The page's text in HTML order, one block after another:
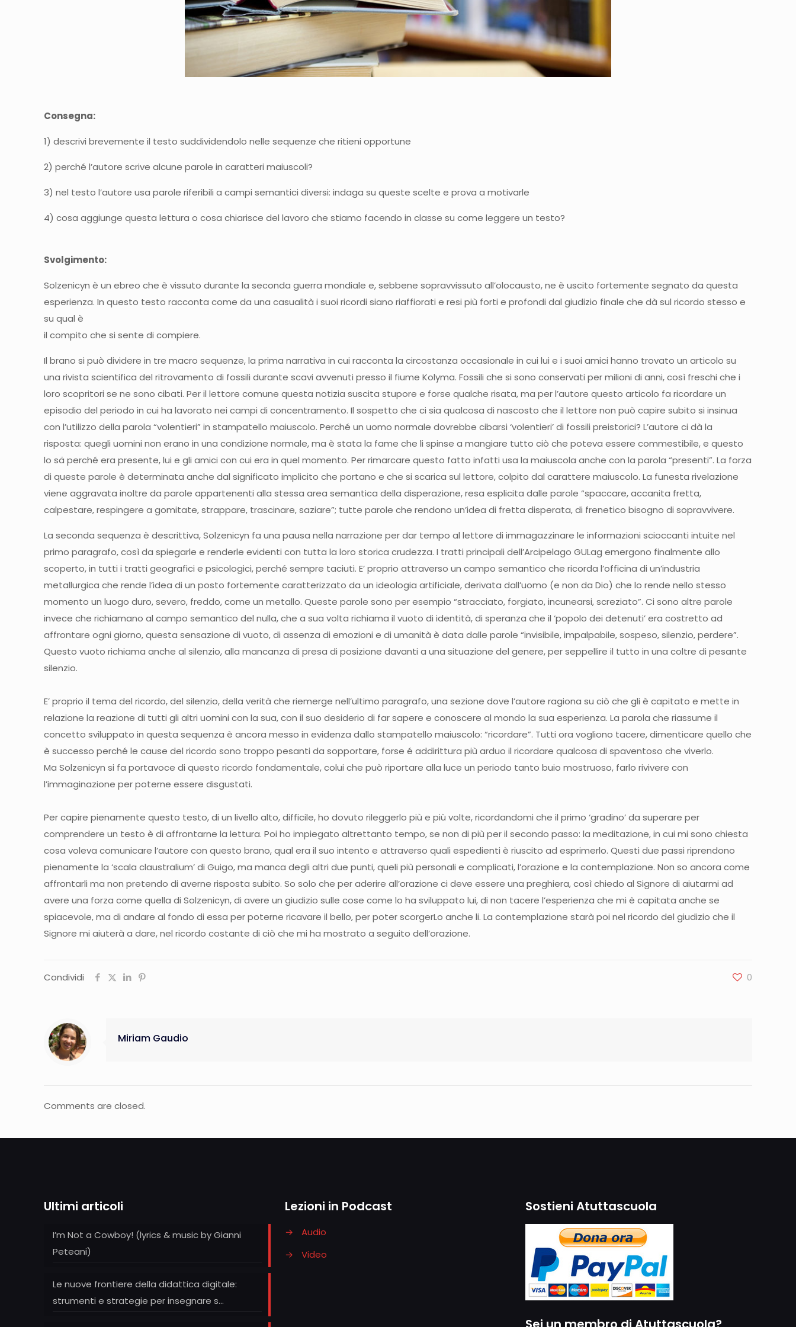
Consegna:
1) descrivi brevemente il testo suddividendolo nelle sequenze che ritieni opportune
2) perché l’autore scrive alcune parole in caratteri maiuscoli?
3) nel testo l’autore usa parole riferibili a campi semantici diversi: indaga su queste scelte e prova a motivarle
4) cosa aggiunge questa lettura o cosa chiarisce del lavoro che stiamo facendo in classe su come leggere un testo?
Svolgimento:
Solzenicyn è un ebreo che è vissuto durante la seconda guerra mondiale e, sebbene sopravvissuto all’olocausto, ne è uscito fortemente segnato da questa
esperienza. In questo testo racconta come da una casualità i suoi ricordi siano riaffiorati e resi più forti e profondi dal giudizio finale che dà sul ricordo stesso e
su qual è
il compito che si sente di compiere.
Il brano si può dividere in tre macro sequenze, la prima narrativa in cui racconta la circostanza occasionale in cui lui e i suoi amici hanno trovato un articolo su
una rivista scientifica del ritrovamento di fossili durante scavi avvenuti presso il fiume Kolyma. Fossili che si sono conservati per milioni di anni, così freschi che i
loro scopritori se ne sono cibati. Per il lettore comune questa notizia suscita stupore e forse qualche risata, ma per l’autore questo articolo fa ricordare un
episodio del periodo in cui ha lavorato nei campi di concentramento. Il sospetto che ci sia qualcosa di nascosto che il lettore non può capire subito si insinua
con l’utilizzo della parola “volentieri” in stampatello maiuscolo. Perché un uomo normale dovrebbe cibarsi ‘volentieri’ di fossili preistorici? L’autore ci dà la
risposta: quegli uomini non erano in una condizione normale, ma è stata la fame che li spinse a mangiare tutto ciò che poteva essere commestibile, e questo
lo sä perché era presente, lui e gli amici con cui era in quel momento. Per rimarcare questo fatto infatti usa la maiuscola anche con la parola “presenti”. La forza
di queste parole è determinata anche dal significato implicito che portano e che si scarica sul lettore, colpito dal carattere maiuscolo. La funesta rivelazione
viene aggravata inoltre da parole appartenenti alla stessa area semantica della disperazione, resa esplicita dalle parole “spaccare, accanita fretta,
calpestare, respingere a gomitate, strappare, trascinare, saziare”; tutte parole che rendono un’idea di fretta disperata, di frenetico bisogno di sopravvivere.
La seconda sequenza è descrittiva, Solzenicyn fa una pausa nella narrazione per dar tempo al lettore di immagazzinare le informazioni scioccanti intuite nel
primo paragrafo, così da spiegarle e renderle evidenti con tutta la loro storica crudezza. I tratti principali dell’Arcipelago GULag emergono finalmente allo
scoperto, in tutti i tratti geografici e psicologici, perché sempre taciuti. E’ proprio attraverso un campo semantico che ricorda l’officina di un’industria
metallurgica che rende l’idea di un posto fortemente caratterizzato da un ideologia artificiale, derivata dall’uomo (e non da Dio) che lo rende nello stesso
momento un luogo duro, severo, freddo, come un metallo. Queste parole sono per esempio “stracciato, forgiato, incunearsi, screziato”. Ci sono altre parole
invece che richiamano al campo semantico del nulla, che a sua volta richiama il vuoto di identità, di speranza che il ‘popolo dei detenuti’ era costretto ad
affrontare ogni giorno, questa sensazione di vuoto, di assenza di emozioni e di umanità è data dalle parole “invisibile, impalpabile, sospeso, silenzio, perdere”.
Questo vuoto richiama anche al silenzio, alla mancanza di presa di posizione davanti a una situazione del genere, per seppellire il tutto in una coltre di pesante
silenzio.
E’ proprio il tema del ricordo, del silenzio, della verità che riemerge nell’ultimo paragrafo, una sezione dove l’autore ragiona su ciò che gli è capitato e mette in
relazione la reazione di tutti gli altri uomini con la sua, con il suo desiderio di far sapere e conoscere al mondo la sua esperienza. La parola che riassume il
concetto sviluppato in questa sequenza è ancora messo in evidenza dallo stampatello maiuscolo: “ricordare”. Tutti ora vogliono tacere, dimenticare quello che
è successo perché le cause del ricordo sono troppo pesanti da sopportare, forse é addirittura più arduo il ricordare qualcosa di spaventoso che viverlo.
Ma Solzenicyn si fa portavoce di questo ricordo fondamentale, colui che può riportare alla luce un periodo tanto buio mostruoso, farlo rivivere con
l’immaginazione per poterne essere disgustati.
Per capire pienamente questo testo, di un livello alto, difficile, ho dovuto rileggerlo più e più volte, ricordandomi che il primo ‘gradino’ da superare per
comprendere un testo è di affrontarne la lettura. Poi ho impiegato altrettanto tempo, se non di più per il secondo passo: la meditazione, in cui mi sono chiesta
cosa voleva comunicare l’autore con questo brano, qual era il suo intento e attraverso quali espedienti è riuscito ad esprimerlo. Questi due passi riprendono
pienamente la ‘scala claustralium’ di Guigo, ma manca degli altri due punti, queli più personali e complicati, l’orazione e la contemplazione. Non so ancora come
affrontarli ma non pretendo di averne risposta subito. So solo che per aderire all’orazione ci deve essere una preghiera, così chiedo al Signore di aiutarmi ad
avere una forza come quella di Solzenicyn, di avere un giudizio sulle cose come lo ha sviluppato lui, di non tacere l’esperienza che mi è capitata anche se
spiacevole, ma di andare al fondo di essa per poterne ricavare il bello, per poter scorgerLo anche li. La contemplazione starà poi nel ricordo del giudizio che il
Signore mi aiuterà a dare, nel ricordo costante di ciò che mi ha mostrato a seguito dell’orazione.
Condividi 0
Miriam Gaudio
Comments are closed.
Ultimi articoli
I’m Not a Cowboy! (lyrics & music by Gianni
Peteani)
Le nuove frontiere della didattica digitale:
strumenti e strategie per insegnare s…
Lezioni in Podcast
→
Audio
→
Video
Sostieni Atuttascuola